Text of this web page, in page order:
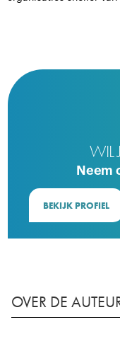
WIL
Neem
BEKIJK PROFIEL
OVER DE